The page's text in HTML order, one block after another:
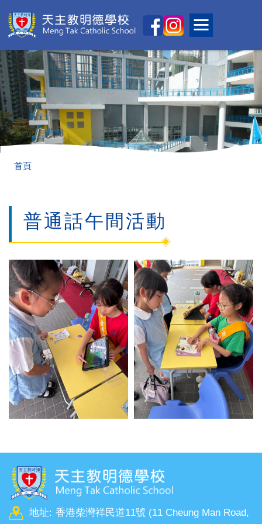
Toggle
Main
導
連
結
首頁
普通話午間活動
地址: 香港柴灣祥民道11號 (11 Cheung Man Road,